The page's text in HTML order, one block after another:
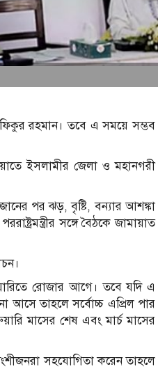
রহমান। তবে এ সময়ে সম্ভব
ইসলামীর জেলা ও মহানগরী
পর ঝড়, বৃ‌ষ্টি, বন্যার আশঙ্কা
স‌ঙ্গে বৈঠকে জামায়াত
রোজার আগে। তবে যদি এ
আসে তাহলে সর্বোচ্চ এপ্রিল পার
মাসের শেষ এবং মার্চ মাসের
সহযোগিতা করেন তাহলে